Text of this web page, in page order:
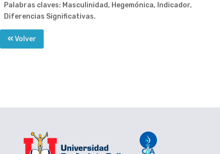
Palabras claves: Masculinidad, Hegemónica, Indicador,
Diferencias Significativas.
Volver